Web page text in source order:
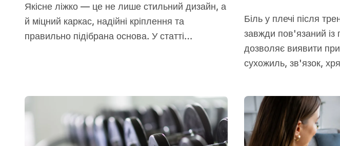
Якісне ліжко — це не лише стильний дизайн, а
й міцний каркас, надійні кріплення та
правильно підібрана основа. У статті…
Біль у плечі після тренування або падіння не
завжди пов'язаний
дозволяє виявити
сухожиль, зв'язок,